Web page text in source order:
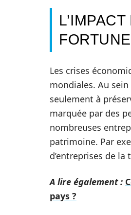
Les crises
mondiales. Au
seulement à
marquée par des
nombreuses
patrimoine. Par
d’entreprises de
A lire également :
pays ?